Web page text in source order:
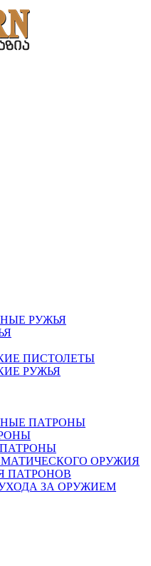
РУЖЬЯ
ПИСТОЛЕТЫ
РУЖЬЯ
ПАТРОНЫ
ОРУЖИЯ
ПАТРОНОВ
ЗА ОРУЖИЕМ